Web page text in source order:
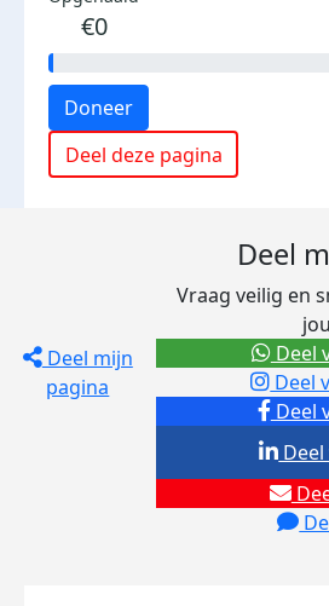
€0
Doneer
Deel deze pagina
Deel mijn
pagina
Deel
Vraag veilig en
Deel
Deel
Deel